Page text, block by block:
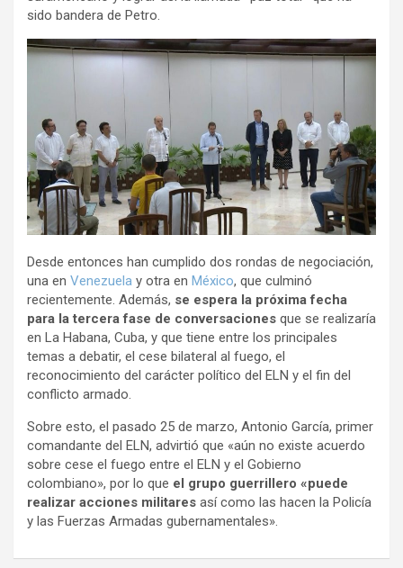
sido bandera de Petro.
Desde entonces han cumplido dos rondas de negociación,
una en Venezuela y otra en México, que culminó
recientemente. Además, se espera la próxima fecha
para la tercera fase de conversaciones que se realizaría
en La Habana, Cuba, y que tiene entre los principales
temas a debatir, el cese bilateral al fuego, el
reconocimiento del carácter político del ELN y el fin del
conflicto armado.
Sobre esto, el pasado 25 de marzo, Antonio García, primer
comandante del ELN, advirtió que «aún no existe acuerdo
sobre cese el fuego entre el ELN y el Gobierno
colombiano», por lo que el grupo guerrillero «puede
realizar acciones militares así como las hacen la Policía
y las Fuerzas Armadas gubernamentales».